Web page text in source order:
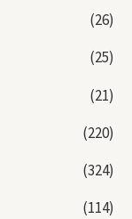
(26)
(25)
(21)
(220)
(324)
(114)